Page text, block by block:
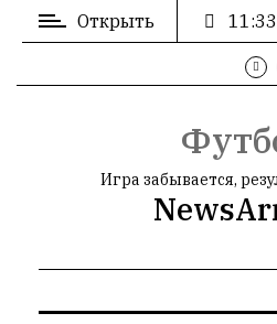
ВХОД
РЕКЛАМА
Открыть
Игра забывается,